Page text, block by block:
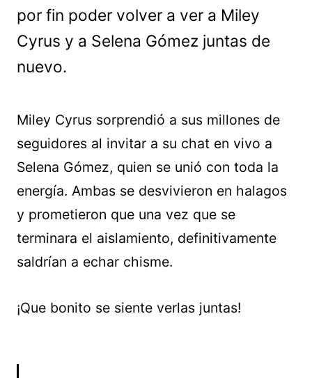
por fin poder volver a ver a Miley
Cyrus y a Selena Gómez juntas de
nuevo.
Miley Cyrus sorprendió a sus millones de
seguidores al invitar a su chat en vivo a
Selena Gómez, quien se unió con toda la
energía. Ambas se desvivieron en halagos
y prometieron que una vez que se
terminara el aislamiento, definitivamente
saldrían a echar chisme.
¡Que bonito se siente verlas juntas!